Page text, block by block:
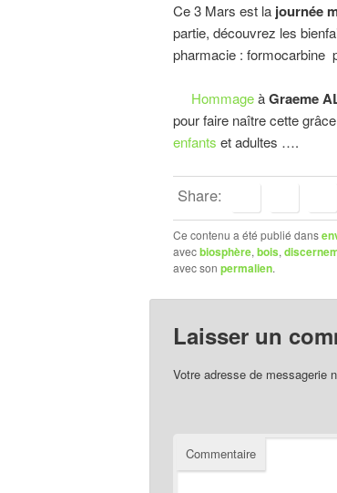
Ce 3 Mars est la journée
partie, découvrez les
pharmacie : formocarbine
HommageàGraeme
pour faire naître cette
enfants et adultes ….
Share:
Ce contenu a été publié dans
avecbiosphère, bois,
avec son permalien.
Laisser un
Votre adresse de messagerie
Commentaire